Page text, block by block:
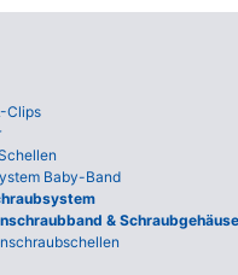
Clips
Baby-Band
& Schraub­gehäuse